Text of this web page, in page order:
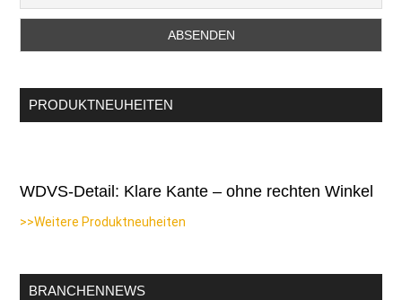
PRODUKTNEUHEITEN
WDVS-Detail: Klare Kante – ohne rechten Winkel
>>Weitere Produktneuheiten
BRANCHENNEWS